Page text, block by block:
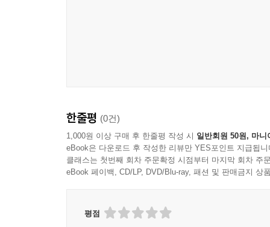
수 있다.
한줄평 (0건)
1,000원 이상 구매 후 한줄평 작성 시 일반회원 50원, 마니
eBook은 다운로드 후 작성한 리뷰만 YES포인트 지급됩니
클래스는 첫번째 회차 주문확정 시점부터 마지막 회차 주
eBook 페이백, CD/LP, DVD/Blu-ray, 패션 및 판매금지 상
평점